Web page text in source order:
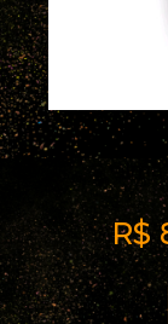
Imã
R$